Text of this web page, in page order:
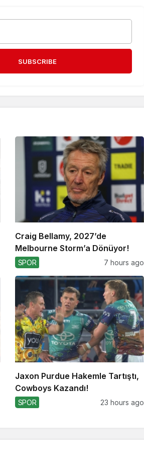
SUBSCRIBE
Craig Bellamy, 2027’de
Melbourne Storm’a Dönüyor!
SPOR 7 hours ago
Jaxon Purdue Hakemle Tartıştı,
Cowboys Kazandı!
SPOR 23 hours ago